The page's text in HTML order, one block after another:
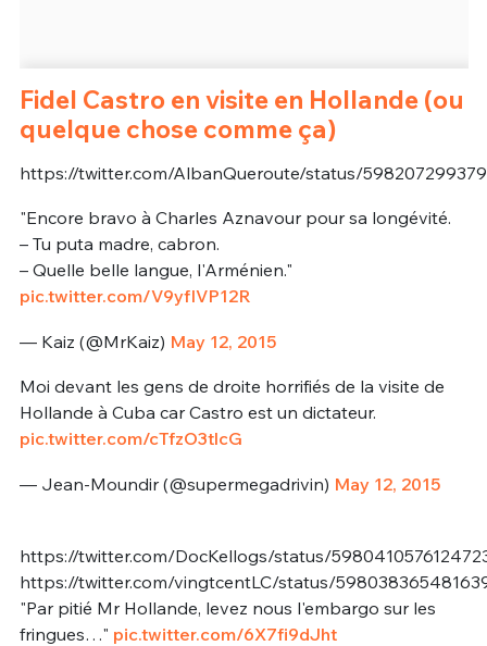
Fidel Castro en visite en Hollande (ou
quelque chose comme ça)
https://twitter.com/AlbanQueroute/status/
"Encore bravo à Charles Aznavour pour sa longévité.
– Tu puta madre, cabron.
– Quelle belle langue, l'Arménien."
pic.twitter.com/V9yfIVP12R
— Kaiz (@MrKaiz) May 12, 2015
Moi devant les gens de droite horrifiés de la visite de
Hollande à Cuba car Castro est un dictateur.
pic.twitter.com/cTfzO3tlcG
— Jean-Moundir (@supermegadrivin) May 12, 2015
https://twitter.com/DocKellogs/status/
https://twitter.com/vingtcentLC/status/
"Par pitié Mr Hollande, levez nous l'embargo sur les
fringues…" pic.twitter.com/6X7fi9dJht